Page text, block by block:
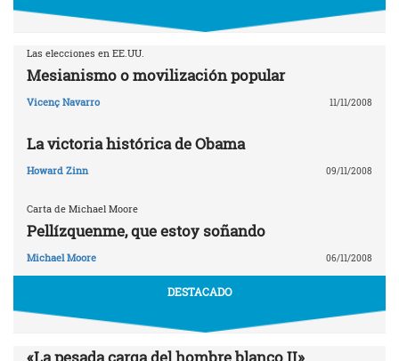
Las elecciones en EE.UU.
Mesianismo o movilización popular
Vicenç Navarro 11/11/2008
La victoria histórica de Obama
Howard Zinn 09/11/2008
Carta de Michael Moore
Pellízquenme, que estoy soñando
Michael Moore 06/11/2008
DESTACADO